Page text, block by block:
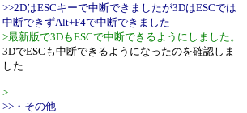
>>2DはESCキーで中断できましたが3DはESCでは
中断できずAlt+F4で中断できました
>最新版で3DもESCで中断できるようにしました。
3DでESCも中断できるようになったのを確認しま
した
>
>>・その他